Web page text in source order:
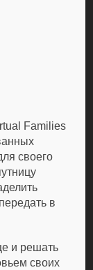
Families
своего
в
и решать
своих